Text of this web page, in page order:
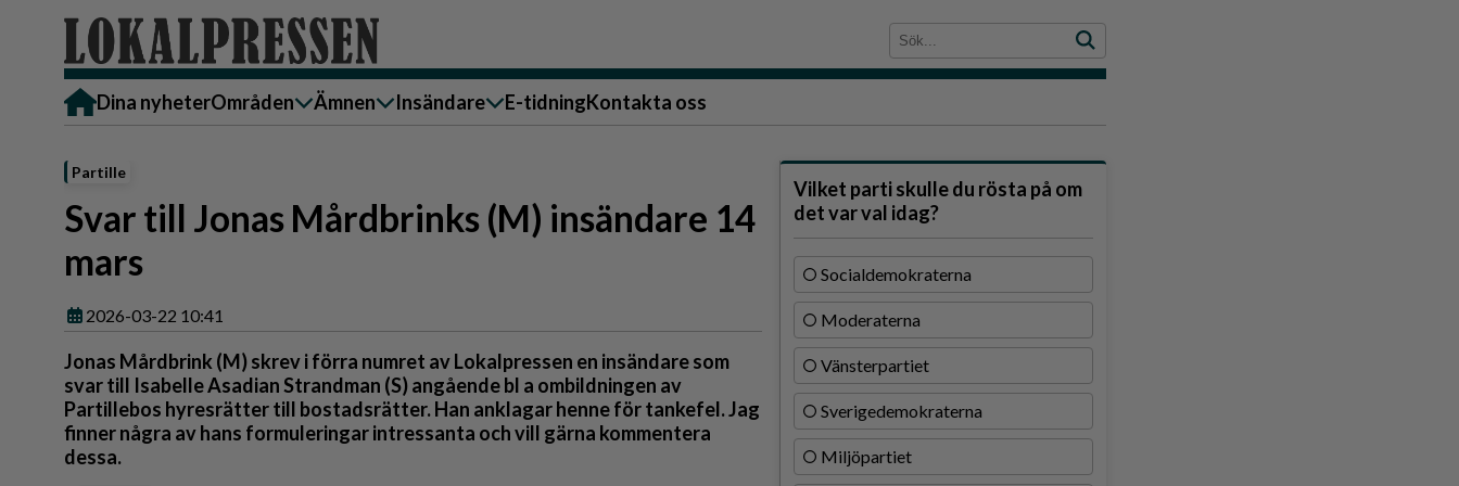
Dina nyheterOmråden
Lerum
Hisingen
Sydväst
Ämnen
Krönika
Näringsliv
Omsorg
Insändare
Härryda
Backa/Kärra
Hisingen
E-tidningKontakta oss
Partille
Svar till Jonas Mårdbrinks (M) insändare 14
mars
2026-03-22 10:41
Jonas Mårdbrink (M) skrev i förra numret av Lokalpressen en insändare som
svar till Isabelle Asadian Strandman (S) angående bl a ombildningen av
Partillebos hyresrätter till bostadsrätter. Han anklagar henne för tankefel. Jag
finner några av hans formuleringar intressanta och vill gärna kommentera
dessa.
Vilket parti skulle du rösta på om
det var val idag?
Socialdemokraterna
Moderaterna
Vänsterpartiet
Sverigedemokraterna
Miljöpartiet